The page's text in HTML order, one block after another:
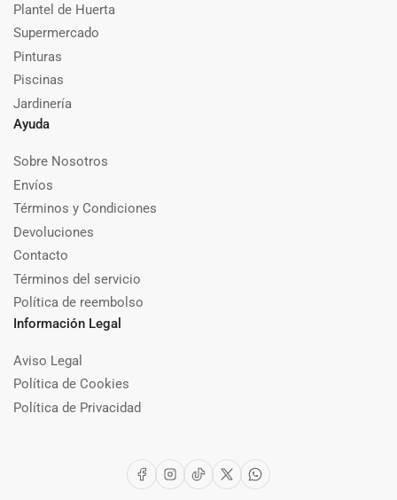
Plantel de Huerta
Supermercado
Pinturas
Piscinas
Jardinería
Ayuda
Sobre Nosotros
Envíos
Términos y Condiciones
Devoluciones
Contacto
Términos del servicio
Política de reembolso
Información Legal
Aviso Legal
Política de Cookies
Política de Privacidad
FacebookInstagram
TikTok
X WhatsApp